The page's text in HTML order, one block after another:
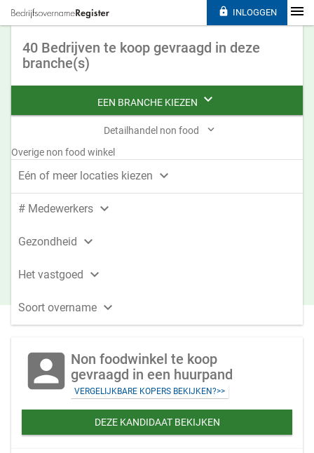
40 Bedrijven te koop gevraagd in deze
branche(s)
EEN BRANCHE KIEZEN 
Detailhandel non food 
Overige non food winkel
Eén of meer locaties kiezen 
# Medewerkers 
Gezondheid 
Het vastgoed 
Soort overname 
account_box Non foodwinkel te koop
gevraagd in een huurpand
VERGELIJKBARE KOPERS BEKIJKEN?>>
DEZE KANDIDAAT BEKIJKEN
 INLOGGEN